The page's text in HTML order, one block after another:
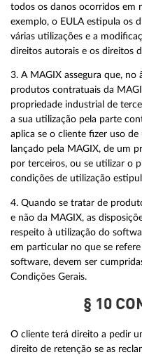
todos os danos ocorridos em
exemplo, o EULA estipula os
várias utilizações e a
direitos autorais e os direitos
3. A MAGIX assegura que,
produtos contratuais da
propriedade industrial de
a sua utilização pela parte
aplica se o cliente fizer uso
lançado pela MAGIX, de um
por terceiros, ou se utilizar o
condições de utilização
4. Quando se tratar de
e não da MAGIX, as
respeito à utilização do
em particular no que se
software, devem ser
Condições Gerais.
§ 10
O cliente terá direito a pedir
direito de retenção se as